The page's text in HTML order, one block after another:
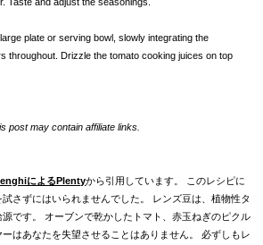
plate or serving bowl, slowly integrating the
throughout. Drizzle the tomato cooking juices on top
post may contain affiliate links.
によるPlentyから引用しています。 このレシピに
さずにはいられませんでした。 レンズ豆は、植物性タ
です。 オーブンで乾かしたトマト、赤玉ねぎのピクル
はあなたを失望させることはありません。 必ずしもレ